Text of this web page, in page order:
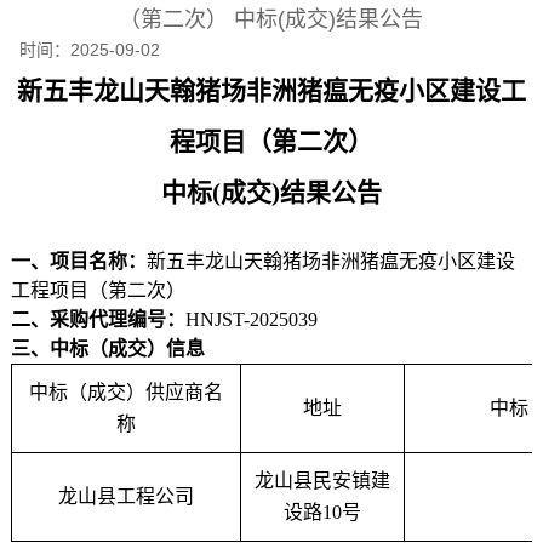
（第二次） 中标(成交)结果公告
时间： 2025-09-02
新五丰龙山天翰猪场非洲猪瘟无疫小区建设工
程项目（第二次）
中标(成交)结果公告
一、项目名称： 新五丰龙山天翰猪场非洲猪瘟无疫小区建设
工程项目（第二次）
二、 采购代理编号： HNJST-2025039
三、中标（成交）信息
中标（成交）供应商名
称
地址 中标
龙山县工程公司
龙山县民安镇建
设路10号